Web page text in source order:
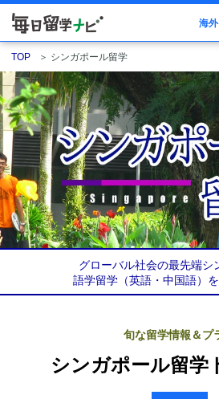
海
TOP ＞ シンガポール留学
グローバル社会の最先端シ
語学留学（英語・中国語）
旬な留学情報＆プ
シンガポール留学